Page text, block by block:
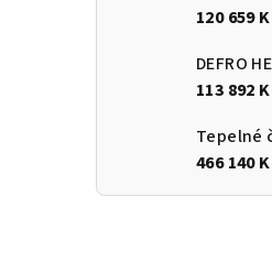
120 659
113 892
466 140